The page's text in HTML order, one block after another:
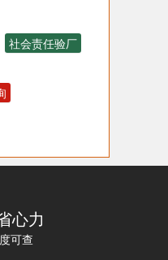
认证咨询
心力
可查